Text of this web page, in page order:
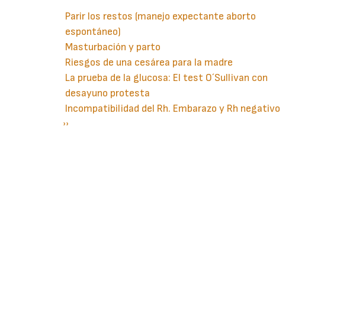
Parir los restos (manejo expectante aborto
espontáneo)
Masturbación y parto
Riesgos de una cesárea para la madre
La prueba de la glucosa: El test O´Sullivan con
desayuno protesta
Incompatibilidad del Rh. Embarazo y Rh negativo
Paginación
Siguiente
››